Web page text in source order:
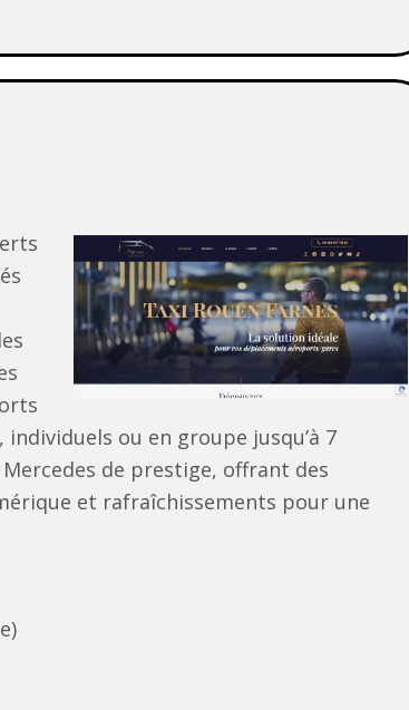
ou en groupe jusqu’à 7
de prestige, offrant des
et rafraîchissements pour une